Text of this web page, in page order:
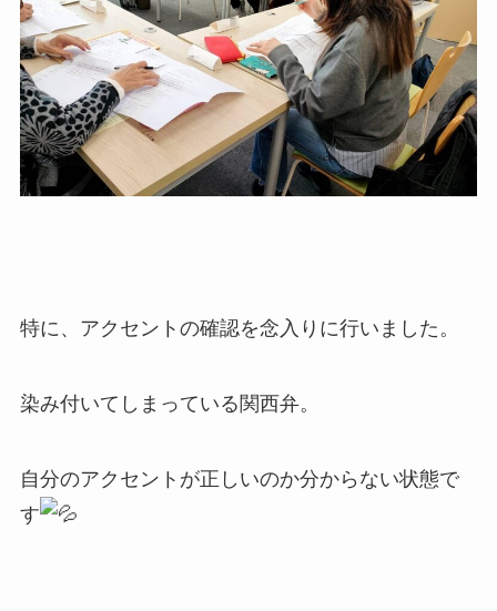
特に、アクセントの確認を念入りに行いました。
染み付いてしまっている関西弁。
自分のアクセントが正しいのか分からない状態で
す